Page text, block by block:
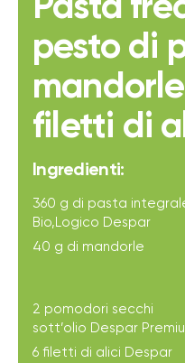
Pasta
pesto di
filetti di
Ingredienti:
360 g di pasta
Bio,Logico Despar
40 g di mandorle
2 pomodori secchi
sott’olio Despar
6 filetti di alici Despar